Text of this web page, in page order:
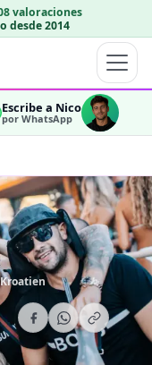
valoraciones
desde 2014
Escribe a Nico
por WhatsApp
OK